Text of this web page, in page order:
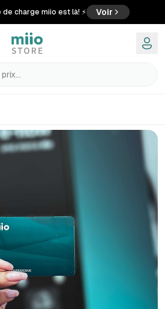
de charge miio est là! ⚡ Voir